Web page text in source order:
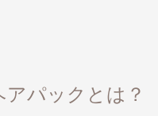
アパックとは？